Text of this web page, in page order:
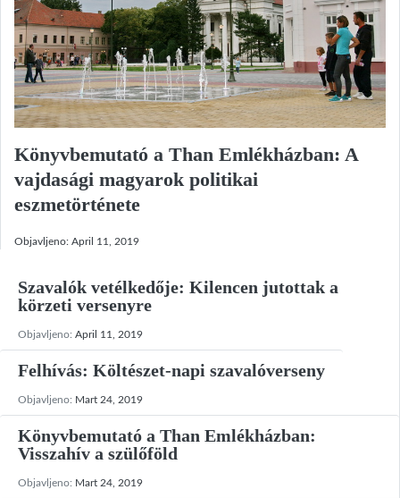
Könyvbemutató a Than Emlékházban: A
vajdasági magyarok politikai
eszmetörténete
Objavljeno: April 11, 2019
Szavalók vetélkedője: Kilencen jutottak a
körzeti versenyre
Objavljeno: April 11, 2019
Felhívás: Költészet-napi szavalóverseny
Objavljeno: Mart 24, 2019
Könyvbemutató a Than Emlékházban:
Visszahív a szülőföld
Objavljeno: Mart 24, 2019